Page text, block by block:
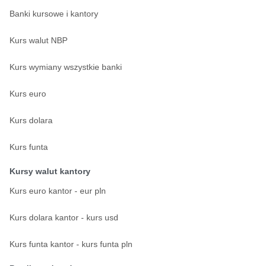
Banki kursowe i kantory
Kurs walut NBP
Kurs wymiany wszystkie banki
Kurs euro
Kurs dolara
Kurs funta
Kursy walut kantory
Kurs euro kantor - eur pln
Kurs dolara kantor - kurs usd
Kurs funta kantor - kurs funta pln